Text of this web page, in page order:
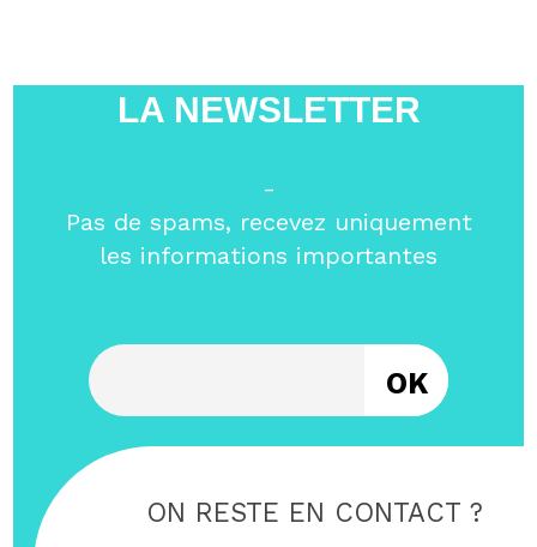
LA NEWSLETTER
-
Pas de spams, recevez uniquement
les informations importantes
ON RESTE EN CONTACT ?